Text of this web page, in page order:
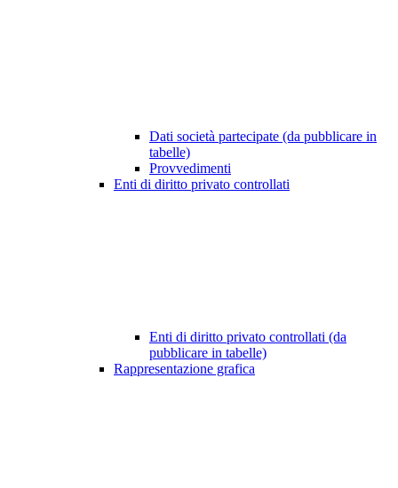
Dati società partecipate (da pubblicare in
tabelle)
Provvedimenti
Enti di diritto privato controllati
Enti di diritto privato controllati (da
pubblicare in tabelle)
Rappresentazione grafica